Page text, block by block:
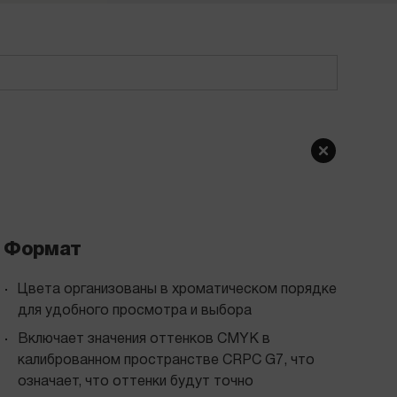
Формат
Цвета организованы в хроматическом порядке
для удобного просмотра и выбора
Включает значения оттенков CMYK в
калиброванном пространстве CRPC G7, что
означает, что оттенки будут точно